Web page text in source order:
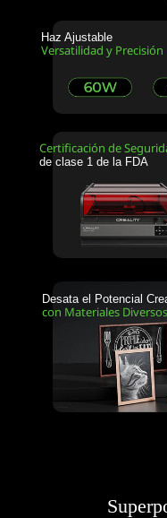
Haz Ajustable
Versatilidad y Precisión
Certificación de
de clase 1 de la FDA
Desata el Potencial
con Materiales Diversos